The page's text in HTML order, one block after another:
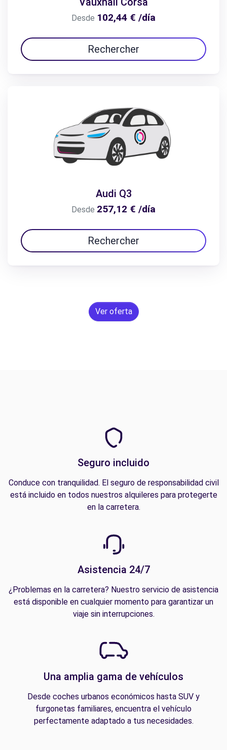
Desde 102,44 € /día
Rechercher
Audi Q3
Desde 257,12 € /día
Rechercher
Ver oferta
Seguro incluido
Conduce con tranquilidad. El seguro de responsabilidad civil
está incluido en todos nuestros alquileres para protegerte
en la carretera.
Asistencia 24/7
¿Problemas en la carretera? Nuestro servicio de asistencia
está disponible en cualquier momento para garantizar un
viaje sin interrupciones.
Una amplia gama de vehículos
Desde coches urbanos económicos hasta SUV y
furgonetas familiares, encuentra el vehículo
perfectamente adaptado a tus necesidades.